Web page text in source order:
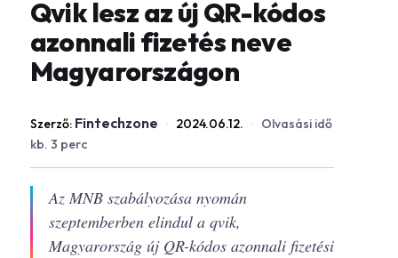
Qvik lesz az új QR-kódos
azonnali fizetés neve
Magyarországon
Szerző: Fintechzone · 2024.06.12. · Olvasási idő
kb. 3 perc
Az MNB szabályozása nyomán
szeptemberben elindul a qvik,
Magyarország új QR-kódos azonnali fizetési